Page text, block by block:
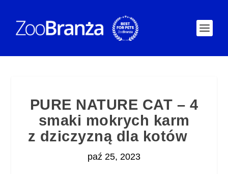
PURE NATURE CAT – 4
smaki mokrych karm
z dziczyzną dla kotów
paź 25, 2023